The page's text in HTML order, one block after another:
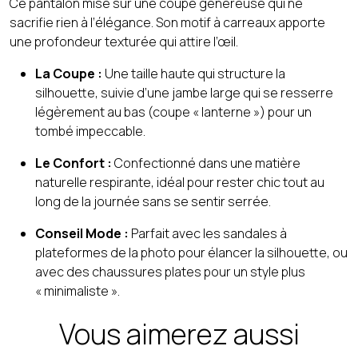
sacrifie rien à l’élégance. Son motif à carreaux apporte
une profondeur texturée qui attire l’œil.
La Coupe : Une taille haute qui structure la
silhouette, suivie d’une jambe large qui se resserre
légèrement au bas (coupe « lanterne ») pour un
tombé impeccable.
Le Confort : Confectionné dans une matière
naturelle respirante, idéal pour rester chic tout au
long de la journée sans se sentir serrée.
Conseil Mode : Parfait avec les sandales à
plateformes de la photo pour élancer la silhouette, ou
avec des chaussures plates pour un style plus
« minimaliste ».
Vous aimerez aussi